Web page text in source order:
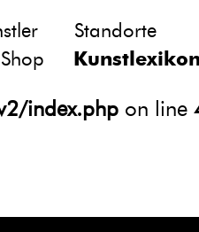
atts in
htdocs/
index.php on line
Standorte